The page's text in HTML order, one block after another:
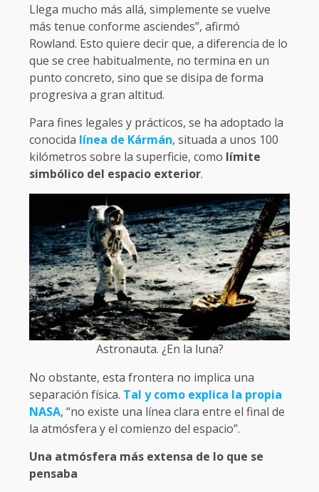
Llega mucho más allá, simplemente se vuelve
más tenue conforme asciendes”, afirmó
Rowland. Esto quiere decir que, a diferencia de lo
que se cree habitualmente, no termina en un
punto concreto, sino que se disipa de forma
progresiva a gran altitud.
Para fines legales y prácticos, se ha adoptado la
conocida línea de Kármán, situada a unos 100
kilómetros sobre la superficie, como límite
simbólico del espacio exterior.
Astronauta. ¿En la luna?
No obstante, esta frontera no implica una
separación física. Tal y como explica la propia
NASA, “no existe una línea clara entre el final de
la atmósfera y el comienzo del espacio”.
Una atmósfera más extensa de lo que se
pensaba